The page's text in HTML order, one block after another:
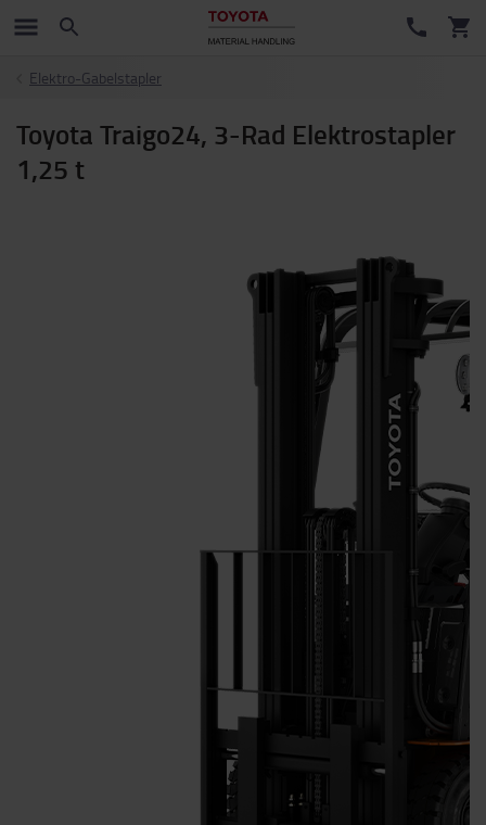
Elektro-Gabelstapler
Toyota Traigo24, 3-Rad Elektrostapler
1,25 t